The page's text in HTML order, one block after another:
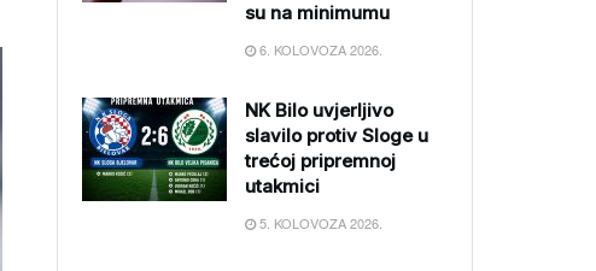
su na minimumu
6. KOLOVOZA 2026.
NK Bilo uvjerljivo
slavilo protiv Sloge u
trećoj pripremnoj
utakmici
5. KOLOVOZA 2026.